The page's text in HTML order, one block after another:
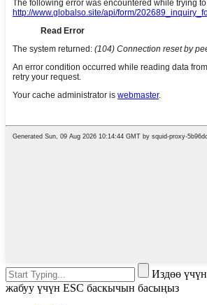
Издөө
жабуу үчүн ESC баскычын басыңыз